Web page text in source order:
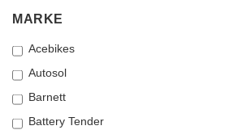
MARKE
MARKE
Acebikes
Autosol
Barnett
Battery Tender